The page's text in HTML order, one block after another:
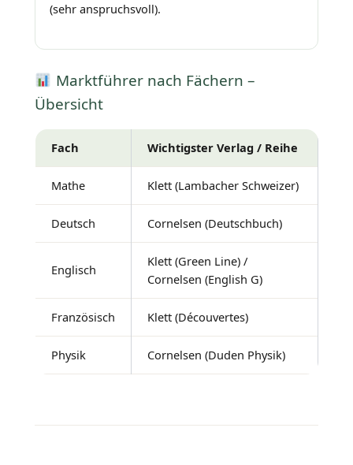
(sehr anspruchsvoll).
Marktführer nach Fächern –
Übersicht
Fach Wichtigster Verlag / Reihe
Mathe Klett (Lambacher Schweizer)
Deutsch Cornelsen (Deutschbuch)
Englisch
Klett (Green Line) /
Cornelsen (English G)
Französisch Klett (Découvertes)
Physik Cornelsen (Duden Physik)